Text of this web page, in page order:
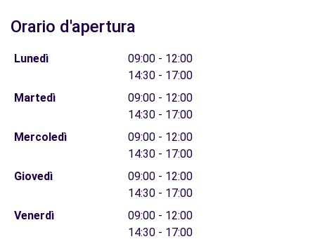
Orario d'apertura
Lunedì
09:00 - 12:00
14:30 - 17:00
Martedì
09:00 - 12:00
14:30 - 17:00
Mercoledì
09:00 - 12:00
14:30 - 17:00
Giovedì
09:00 - 12:00
14:30 - 17:00
Venerdì
09:00 - 12:00
14:30 - 17:00